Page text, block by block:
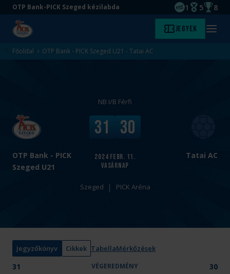
Ugrás
tartalomra
Ugrás
aljára
OTP Bank-PICK Szeged kézilabda
EHF
1
Magyar
5 8
Kezdőlap Jegyek Menü
Főoldal OTP Bank - PICK Szeged U21 - Tatai AC
NB I/B Férfi
OTP Bank - PICK
Szeged U21
v
s
.
Tatai AC
2024 febr. 11.
vasárnap
V
é
e
r
e
é
y
:
31 30
Szeged PICK Aréna
Jegyzőkönyv Cikkek TabellaMérkőzések
31 VÉGEREDMÉNY 30